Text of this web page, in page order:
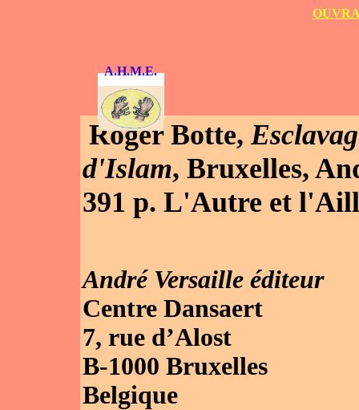
A.H.M.E.
Roger Botte,
d'Islam, Bruxelles,
391 p. L'Autre et
André Versaille éditeur
Centre Dansaert
7, rue d’Alost
B-1000 Bruxelles
Belgique